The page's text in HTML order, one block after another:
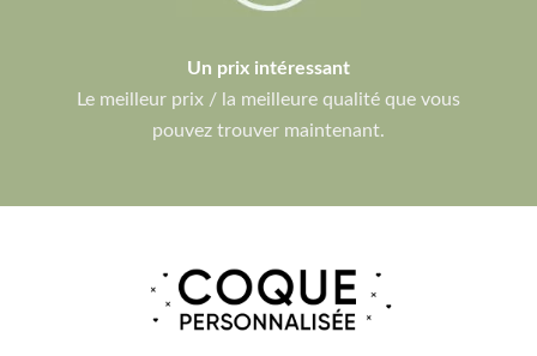
Un prix intéressant
Le meilleur prix / la meilleure qualité que vous
pouvez trouver maintenant.